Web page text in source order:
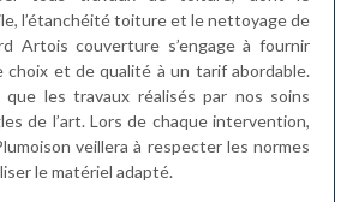
l’étanchéité toiture et le nettoyage de
Artois couverture s’engage à fournir
choix et de qualité à un tarif abordable.
que les travaux réalisés par nos soins
de l’art. Lors de chaque intervention,
veillera à respecter les normes
le matériel adapté.